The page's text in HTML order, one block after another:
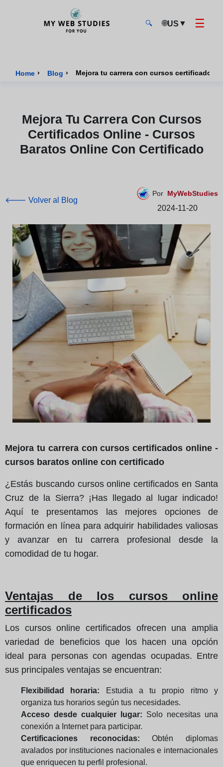
🔍 🌐US ▼ ☰
Home › Blog ›
Mejora Tu Carrera Con Cursos
Certificados Online - Cursos
Baratos Online Con Certificado
🡐 Volver al Blog
Por MyWebStudies
2024-11-20
Mejora tu carrera con cursos certificados online -
cursos baratos online con certificado
¿Estás buscando cursos online certificados en Santa
Cruz de la Sierra? ¡Has llegado al lugar indicado!
Aquí te presentamos las mejores opciones de
formación en línea para adquirir habilidades valiosas
y avanzar en tu carrera profesional desde la
comodidad de tu hogar.
Ventajas de los cursos online
certificados
Los cursos online certificados ofrecen una amplia
variedad de beneficios que los hacen una opción
ideal para personas con agendas ocupadas. Entre
sus principales ventajas se encuentran:
Flexibilidad horaria: Estudia a tu propio ritmo y
organiza tus horarios según tus necesidades.
Acceso desde cualquier lugar: Solo necesitas una
conexión a Internet para participar.
Certificaciones reconocidas: Obtén diplomas
avalados por instituciones nacionales e internacionales
que enriquecen tu perfil profesional.